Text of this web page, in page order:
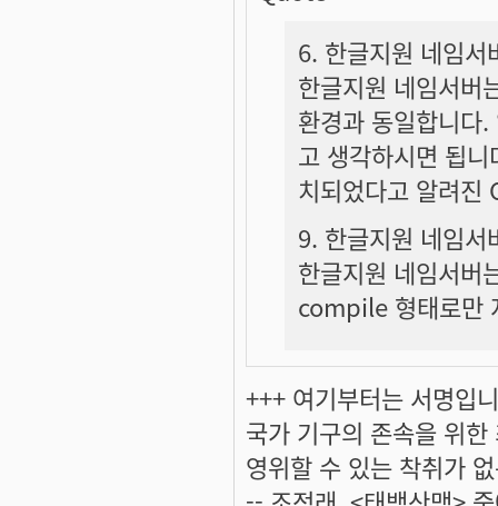
6. 한글지원 네임서
한글지원 네임서버
환경과 동일합니다
고 생각하시면 됩
치되었다고 알려진
9. 한글지원 네임서
한글지원 네임서버
compile 형태로만
+++ 여기부터는 서명입
국가 기구의 존속을 위
영위할 수 있는 착취가